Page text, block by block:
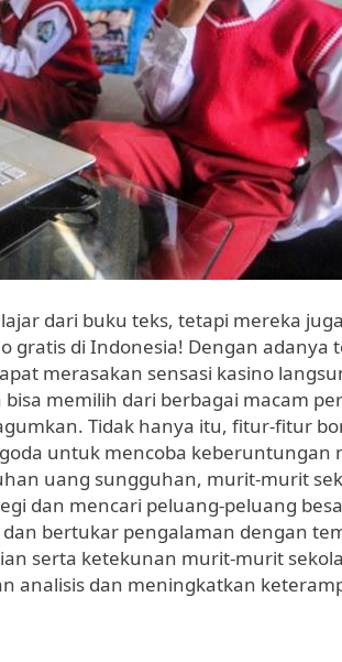
dari buku teks, tetapi mereka
gratis di Indonesia! Dengan adanya
merasakan sensasi kasino
memilih dari berbagai macam
Tidak hanya itu, fitur-fitur
untuk mencoba keberuntungan
uang sungguhan, murit-murit
dan mencari peluang-peluang
bertukar pengalaman dengan
serta ketekunan murit-murit
analisis dan meningkatkan